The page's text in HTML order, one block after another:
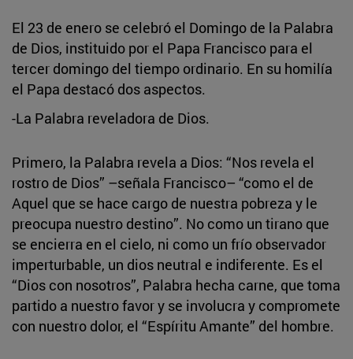
El 23 de enero se celebró el Domingo de la Palabra
de Dios, instituido por el Papa Francisco para el
tercer domingo del tiempo ordinario. En su homilía
el Papa destacó dos aspectos.
-La Palabra reveladora de Dios.
Primero, la Palabra revela a Dios: “Nos revela el
rostro de Dios” –señala Francisco– “como el de
Aquel que se hace cargo de nuestra pobreza y le
preocupa nuestro destino”. No como un tirano que
se encierra en el cielo, ni como un frío observador
imperturbable, un dios neutral e indiferente. Es el
“Dios con nosotros”, Palabra hecha carne, que toma
partido a nuestro favor y se involucra y compromete
con nuestro dolor, el “Espíritu Amante” del hombre.